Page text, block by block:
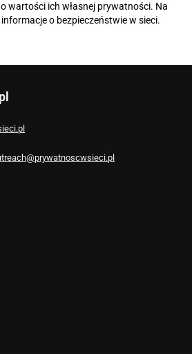
wartości ich własnej prywatności. Na
o bezpieczeństwie w sieci.